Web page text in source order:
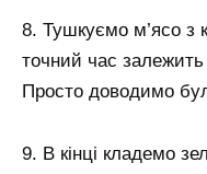
8. Тушкуємо м’ясо з
точний час залежить
Просто доводимо
9. В кінці кладемо